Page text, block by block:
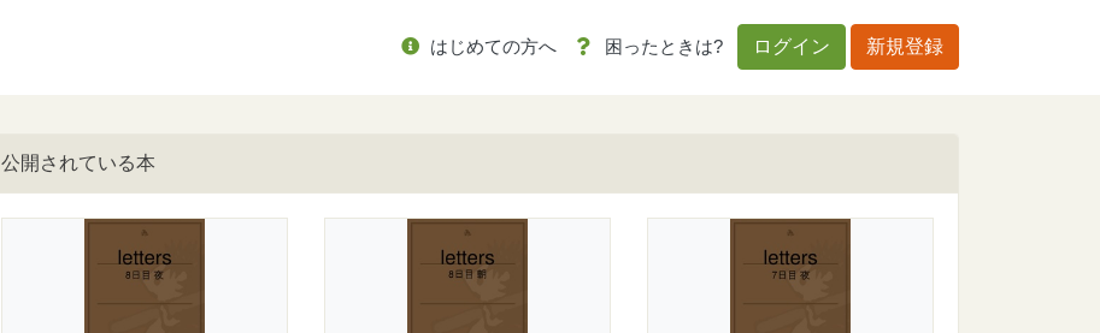
はじめての方へ 困ったときは? ログイン 新規登録
公開されている本